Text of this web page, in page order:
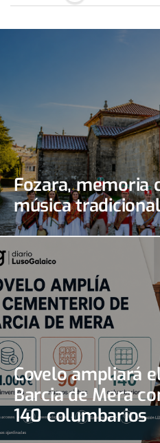
Fozara, memoria
música
Covelo ampliará
Barcia de Mera
140 columbarios